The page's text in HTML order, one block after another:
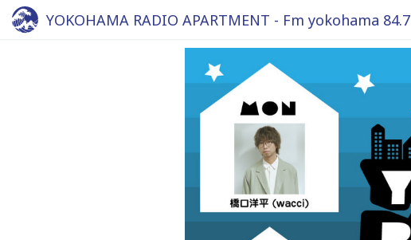
YOKOHAMA RADIO APARTMENT - Fm yokohama 84.7